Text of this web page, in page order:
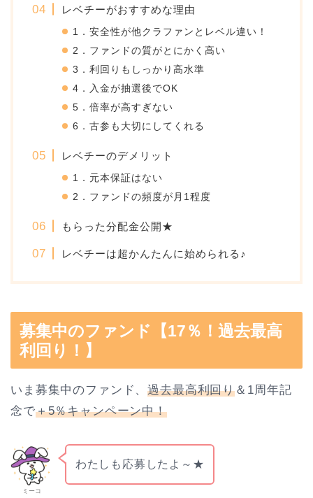
レベチーがおすすめな理由
1．安全性が他クラファンとレベル違い！
2．ファンドの質がとにかく高い
3．利回りもしっかり高水準
4．入金が抽選後でOK
5．倍率が高すぎない
6．古参も大切にしてくれる
レベチーのデメリット
1．元本保証はない
2．ファンドの頻度が月1程度
もらった分配金公開★
レベチーは超かんたんに始められる♪
募集中のファンド【17％！過去最高
利回り！】
いま募集中のファンド、過去最高利回り＆1周年記
念で＋5％キャンペーン中！
ミーコ
わたしも応募したよ～★